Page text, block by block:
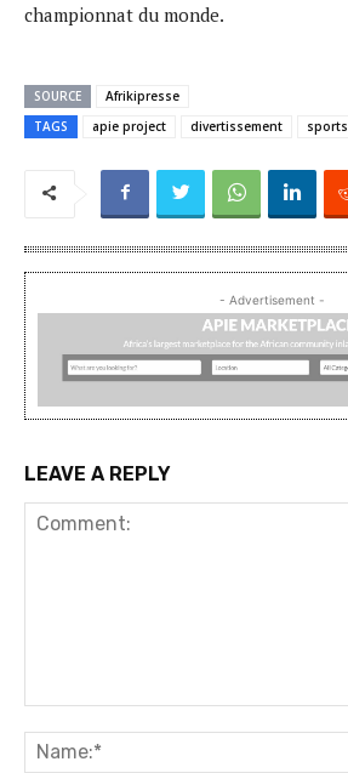
championnat du monde.
SOURCE
Afrikipresse
TAGS
apie project divertissement sports
- Advertisement -
LEAVE A REPLY